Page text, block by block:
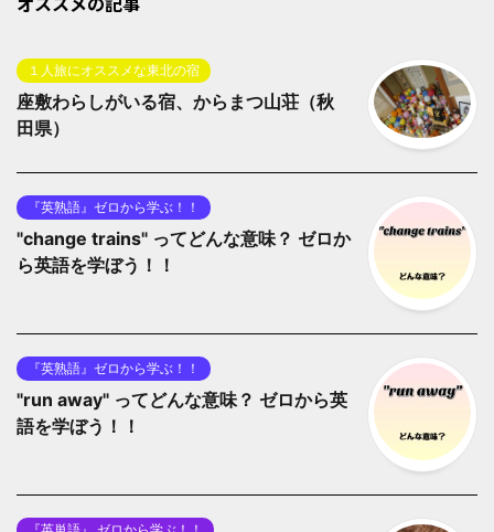
１人旅にオススメな東北の宿
座敷わらしがいる宿、からまつ山荘（秋
田県）
『英熟語』ゼロから学ぶ！！
"change trains" ってどんな意味？ ゼロか
ら英語を学ぼう！！
『英熟語』ゼロから学ぶ！！
"run away" ってどんな意味？ ゼロから英
語を学ぼう！！